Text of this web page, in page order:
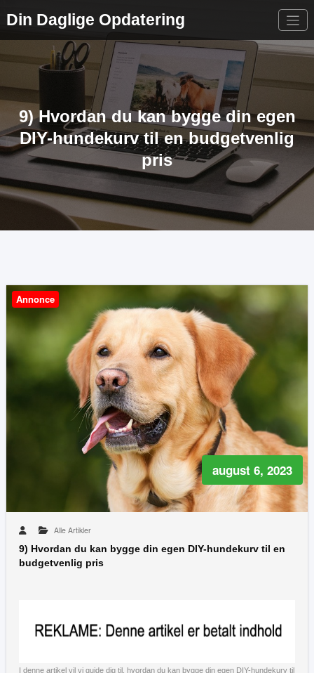
Din Daglige Opdatering
9) Hvordan du kan bygge din egen
DIY-hundekurv til en budgetvenlig
pris
Annonce
august 6, 2023
Alle Artikler
9) Hvordan du kan bygge din egen DIY-hundekurv til en
budgetvenlig pris
I denne artikel vil vi guide dig til, hvordan du kan bygge din egen DIY-hundekurv til